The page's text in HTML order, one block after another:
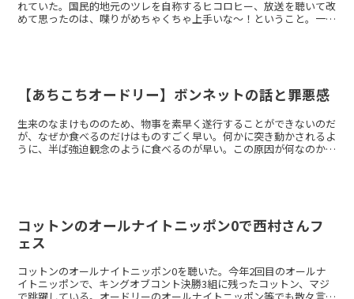
れていた。国民的地元のツレを自称するヒコロヒー、放送を聴いて改
めて思ったのは、喋りがめちゃくちゃ上手いな～！ということ。一人
【あちこちオードリー】ボンネットの話と罪悪感
生来のなまけもののため、物事を素早く遂行することができないのだ
が、なぜか食べるのだけはものすごく早い。何かに突き動かされるよ
うに、半ば強迫観念のように食べるのが早い。この原因が何なのかず
コットンのオールナイトニッポン0で西村さんフ
ェス
コットンのオールナイトニッポン0を聴いた。今年2回目のオールナ
イトニッポンで、キングオブコント決勝3組に残ったコットン、マジ